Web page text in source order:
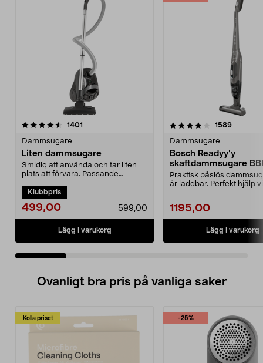
1401
Dammsugare
Liten dammsugare
Smidig att använda och tar liten
plats att förvara. Passande
Klubbpris
499,00 599,00
Lägg i varukorg
4.0 av 5 stjärnor 1589
Dammsugare
Bosch Readyy'y
skaftdammsugare
14,4 V
Praktisk påslös
är laddbar. Perfekt hjälp
1195,00
Lägg i varukorg
4.5 av 5 stjärnor
Ovanligt bra pris på vanliga saker
Kolla priset -25%